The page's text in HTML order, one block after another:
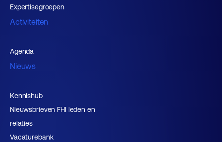
Expertisegroepen
Activiteiten
Agenda
Nieuws
Kennishub
Nieuwsbrieven FHI leden en
relaties
Vacaturebank